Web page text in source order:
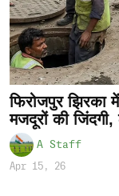
फिरोजपुर झिरका
मजदूरों की
A Staff
Apr 15, 26